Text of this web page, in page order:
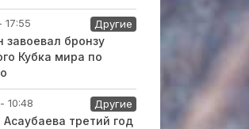
17:55 Другие
завоевал бронзу
Кубка мира по
10:48 Другие
третий год